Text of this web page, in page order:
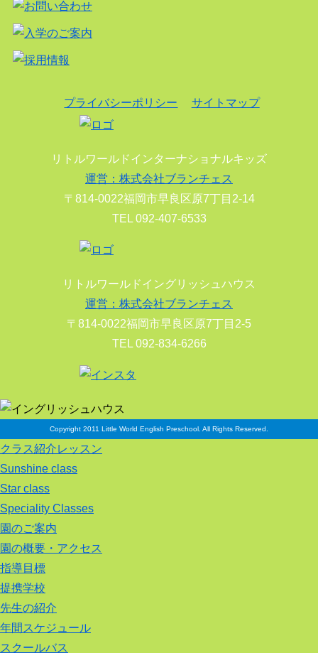
プライバシーポリシー サイトマップ
リトルワールドインターナショナルキッズ
運営：株式会社ブランチェス
〒814-0022福岡市早良区原7丁目2-14
TEL 092-407-6533
リトルワールドイングリッシュハウス
運営：株式会社ブランチェス
〒814-0022福岡市早良区原7丁目2-5
TEL 092-834-6266
Copyright 2011 Little World English Preschool. All Rights Reserved.
クラス紹介レッスン
Sunshine class
Star class
Speciality Classes
園のご案内
園の概要・アクセス
指導目標
提携学校
先生の紹介
年間スケジュール
スクールバス